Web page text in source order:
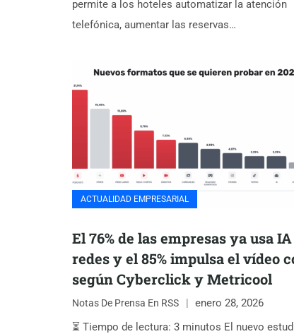
permite a los hoteles automatizar la atención
telefónica, aumentar las reservas…
ACTUALIDAD EMPRESARIAL
El 76% de las empresas ya usa
redes y el 85% impulsa el vídeo
según Cyberclick y Metricool
Notas De Prensa En RSS
enero 28, 2026
⏳ Tiempo de lectura: 3 minutos El nuevo